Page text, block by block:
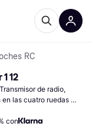
RC
12
de radio,
las cuatro ruedas
con